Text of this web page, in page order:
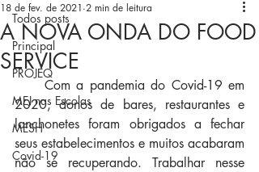
Todos posts
Principal
PROJEQ
MEJ nas Escolas
MESH
Covid-19
A NOVA ONDA DO FOOD
SERVICE
18 de fev. de 2021 2 min de leitura
2020, donos de bares, restaurantes e
lanchonetes foram obrigados a fechar
seus estabelecimentos e muitos acabaram
não se recuperando. Trabalhar nesse